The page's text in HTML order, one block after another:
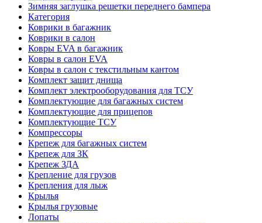
Зимняя заглушка решетки переднего бампера
Категория
Коврики в багажник
Коврики в салон
Ковры EVA в багажник
Ковры в салон EVA
Ковры в салон с текстильным кантом
Комплект защит днища
Комплект электрооборудования для ТСУ
Комплектующие для багажных систем
Комплектующие для прицепов
Комплектующие ТСУ
Компрессоры
Крепеж для багажных систем
Крепеж для ЗК
Крепеж ЗДА
Крепление для грузов
Крепления для лыж
Крылья
Крылья грузовые
Лопаты